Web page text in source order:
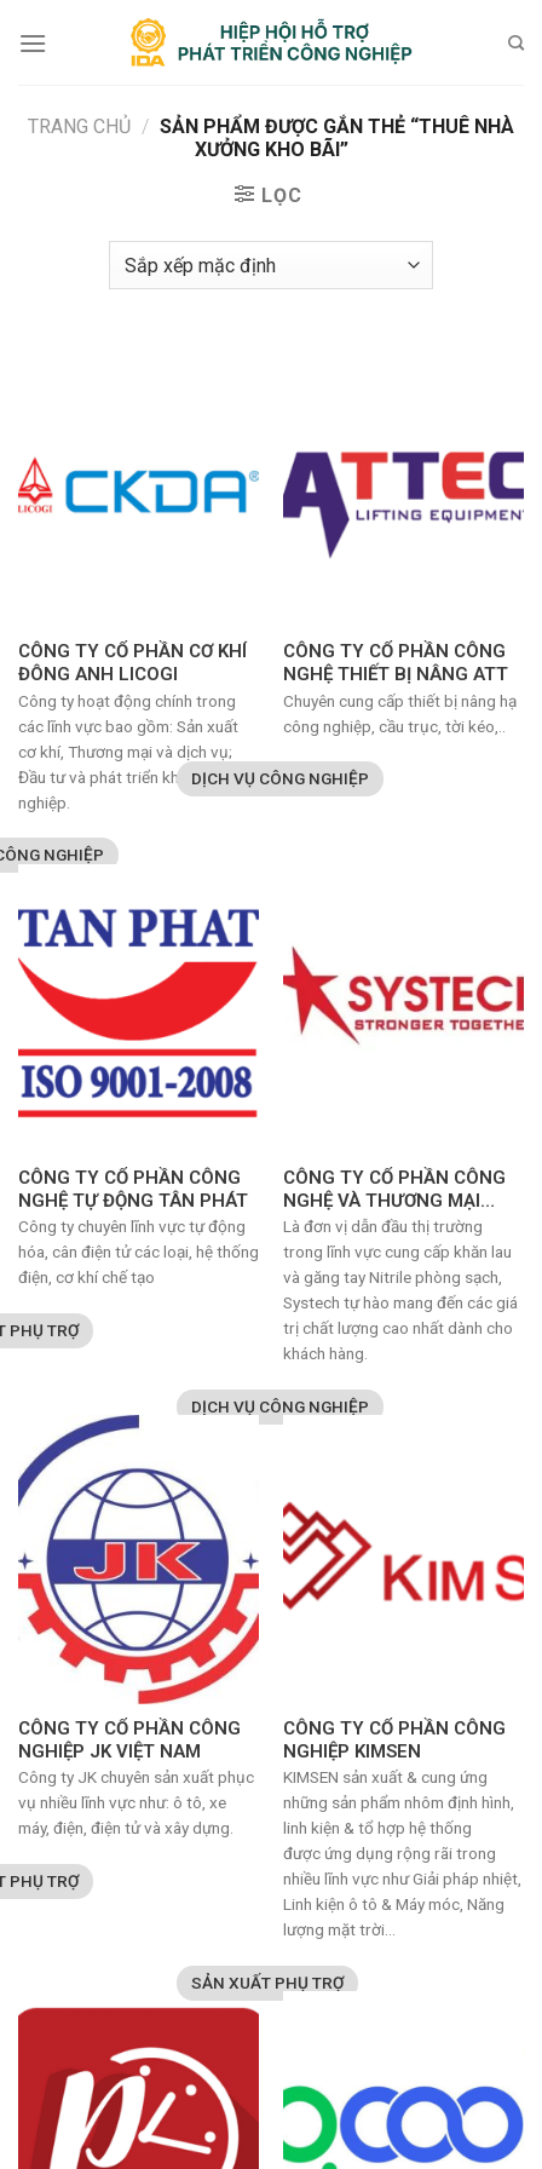
qua
TRANG CHỦ / SẢN PHẨM ĐƯỢC GẮN THẺ “THUÊ NHÀ
XƯỞNG KHO BÃI”
LỌC
CÔNG TY CỔ PHẦN CƠ KHÍ
ĐÔNG ANH LICOGI
NGHIỆP
Công ty hoạt động chính trong
các lĩnh vực bao gồm: Sản xuất
cơ khí, Thương mại và dịch vụ;
Đầu tư và phát triển khu công
nghiệp.
CÔNG TY CỔ PHẦN CÔNG
NGHỆ THIẾT BỊ NÂNG ATT
DỊCH VỤ CÔNG NGHIỆP
Chuyên cung cấp thiết bị nâng hạ
công nghiệp, cầu trục, tời kéo,..
CÔNG TY CỔ PHẦN CÔNG
NGHỆ TỰ ĐỘNG TÂN PHÁT
PHỤ TRỢ
Công ty chuyên lĩnh vực tự động
hóa, cân điện tử các loại, hệ thống
điện, cơ khí chế tạo
CÔNG TY CỔ PHẦN CÔNG
NGHỆ VÀ THƯƠNG MẠI
SYSTECH
DỊCH VỤ CÔNG NGHIỆP
Là đơn vị dẫn đầu thị trường
trong lĩnh vực cung cấp khăn lau
và găng tay Nitrile phòng sạch,
Systech tự hào mang đến các giá
trị chất lượng cao nhất dành cho
khách hàng.
CÔNG TY CỔ PHẦN CÔNG
NGHIỆP JK VIỆT NAM
PHỤ TRỢ
Công ty JK chuyên sản xuất phục
vụ nhiều lĩnh vực như: ô tô, xe
máy, điện, điện tử và xây dựng.
CÔNG TY CỔ PHẦN CÔNG
NGHIỆP KIMSEN
SẢN XUẤT PHỤ TRỢ
KIMSEN sản xuất & cung ứng
những sản phẩm nhôm định hình,
linh kiện & tổ hợp hệ thống
được ứng dụng rộng rãi trong
nhiều lĩnh vực như Giải pháp nhiệt,
Linh kiện ô tô & Máy móc, Năng
lượng mặt trời…